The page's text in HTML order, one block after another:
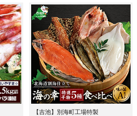
【吉池】別海町工場特製